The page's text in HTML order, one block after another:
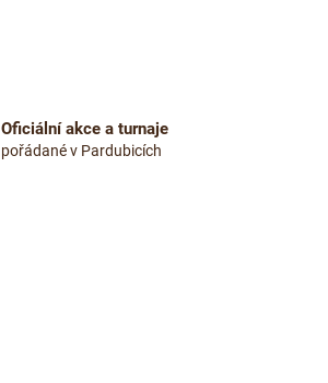
Oficiální akce a turnaje
pořádané v Pardubicích